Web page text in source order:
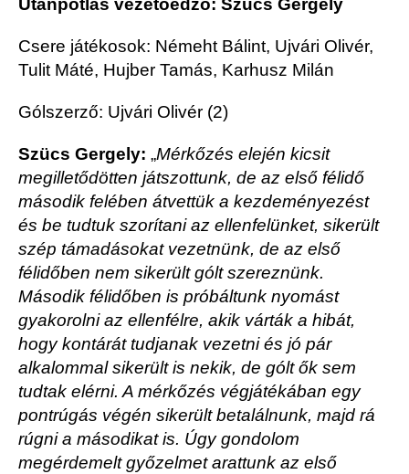
Utánpótlás vezetőedző: Szücs Gergely
Csere játékosok: Némeht Bálint, Ujvári Olivér,
Tulit Máté, Hujber Tamás, Karhusz Milán
Gólszerző: Ujvári Olivér (2)
Szücs Gergely: „Mérkőzés elején kicsit
megilletődötten játszottunk, de az első félidő
második felében átvettük a kezdeményezést
és be tudtuk szorítani az ellenfelünket, sikerült
szép támadásokat vezetnünk, de az első
félidőben nem sikerült gólt szereznünk.
Második félidőben is próbáltunk nyomást
gyakorolni az ellenfélre, akik várták a hibát,
hogy kontárát tudjanak vezetni és jó pár
alkalommal sikerült is nekik, de gólt ők sem
tudtak elérni. A mérkőzés végjátékában egy
pontrúgás végén sikerült betalálnunk, majd rá
rúgni a másodikat is. Úgy gondolom
megérdemelt győzelmet arattunk az első